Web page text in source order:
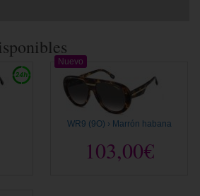
WR9 (9O) › Marrón habana
103,00€
Nuevo